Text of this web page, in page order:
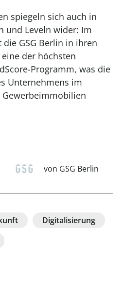
spiegeln sich auch in
und Leveln wider: Im
GSG Berlin in ihren
der höchsten
Programm, was die
Unternehmens im
von GSG Berlin
Digitalisierung